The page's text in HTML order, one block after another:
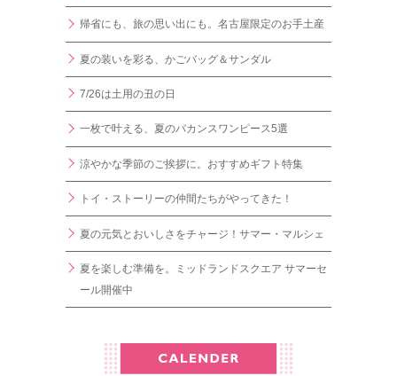
帰省にも、旅の思い出にも。名古屋限定のお手土産
夏の装いを彩る、かごバッグ＆サンダル
7/26は土用の丑の日
一枚で叶える、夏のバカンスワンピース5選
涼やかな季節のご挨拶に。おすすめギフト特集
トイ・ストーリーの仲間たちがやってきた！
夏の元気とおいしさをチャージ！サマー・マルシェ
夏を楽しむ準備を。ミッドランドスクエア サマーセ
ール開催中